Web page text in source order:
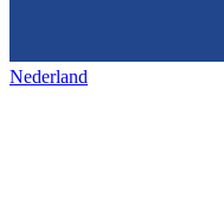
Nederland